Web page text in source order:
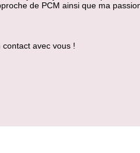
de PCM ainsi que ma
avec vous !